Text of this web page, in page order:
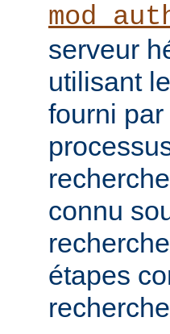
serveur
utilisant
fourni
connu
étapes